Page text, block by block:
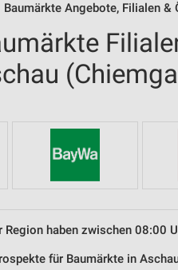
Baumärkte Angebote, Filialen &
Region haben zwischen 08:00
für Baumärkte in